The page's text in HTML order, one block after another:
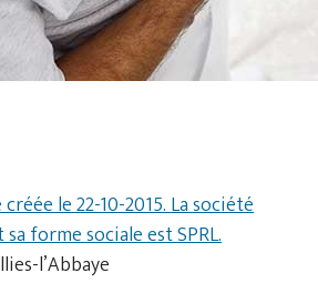
le 22-10-2015. La société
forme sociale est SPRL.
l’Abbaye